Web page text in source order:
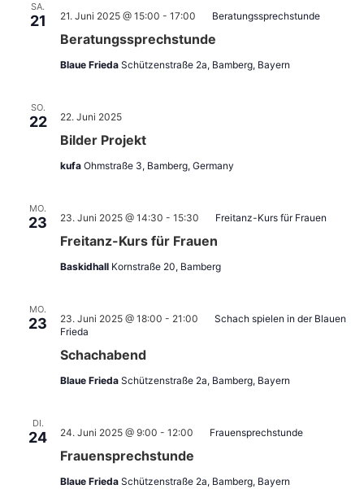
SA.
21
Beratungssprechstunde
21. Juni 2025 @ 15:00 - 17:00 Beratungssprechstunde
Blaue Frieda Schützenstraße 2a, Bamberg, Bayern
SO.
22
Bilder Projekt
22. Juni 2025
kufa Ohmstraße 3, Bamberg, Germany
MO.
23
Freitanz-Kurs für Frauen
23. Juni 2025 @ 14:30 - 15:30 Freitanz-Kurs für Frauen
Baskidhall Kornstraße 20, Bamberg
MO.
23
Schachabend
23. Juni 2025 @ 18:00 - 21:00
Schach spielen in der Blauen
Frieda
Blaue Frieda Schützenstraße 2a, Bamberg, Bayern
DI.
24
Frauensprechstunde
24. Juni 2025 @ 9:00 - 12:00 Frauensprechstunde
Blaue Frieda Schützenstraße 2a, Bamberg, Bayern